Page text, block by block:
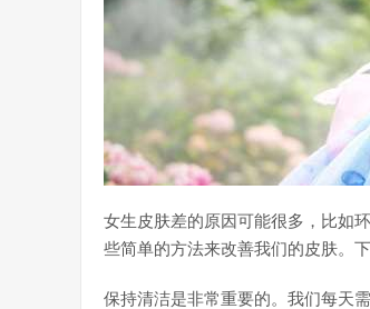
女生皮肤差的原因可能很多，比如
些简单的方法来改善我们的皮肤。
保持清洁是非常重要的。我们每天